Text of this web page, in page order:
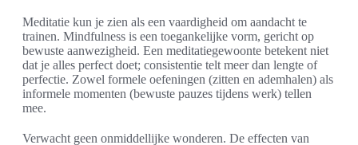
Meditatie kun je zien als een vaardigheid om aandacht te
trainen. Mindfulness is een toegankelijke vorm, gericht op
bewuste aanwezigheid. Een meditatiegewoonte betekent niet
dat je alles perfect doet; consistentie telt meer dan lengte of
perfectie. Zowel formele oefeningen (zitten en ademhalen) als
informele momenten (bewuste pauzes tijdens werk) tellen
mee.
Verwacht geen onmiddellijke wonderen. De effecten van